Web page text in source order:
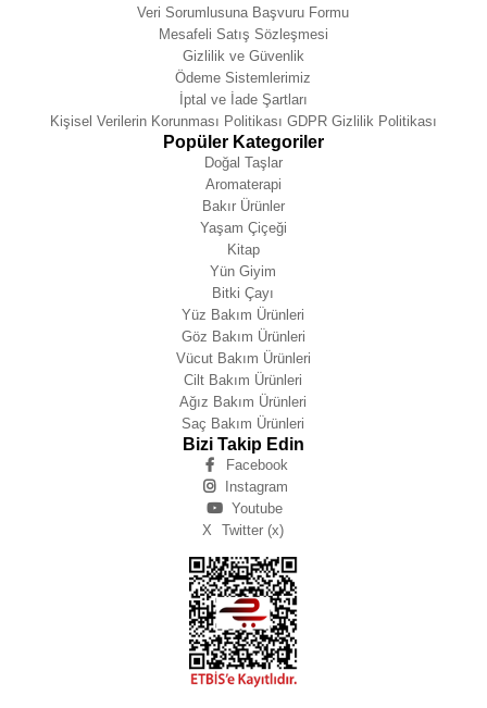
Veri Sorumlusuna Başvuru Formu
Mesafeli Satış Sözleşmesi
Gizlilik ve Güvenlik
Ödeme Sistemlerimiz
İptal ve İade Şartları
Kişisel Verilerin Korunması Politikası GDPR Gizlilik Politikası
Popüler Kategoriler
Doğal Taşlar
Aromaterapi
Bakır Ürünler
Yaşam Çiçeği
Kitap
Yün Giyim
Bitki Çayı
Yüz Bakım Ürünleri
Göz Bakım Ürünleri
Vücut Bakım Ürünleri
Cilt Bakım Ürünleri
Ağız Bakım Ürünleri
Saç Bakım Ürünleri
Bizi Takip Edin
Facebook
Instagram
Youtube
X
Twitter (x)